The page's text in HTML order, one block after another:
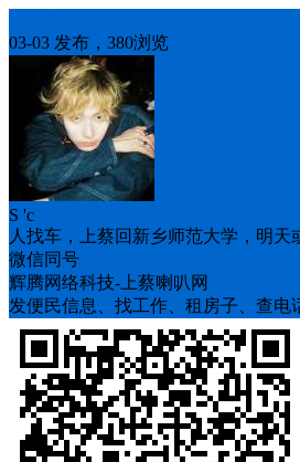
03-03 发布，380浏览
S 'c
人找车，上蔡回新乡师范大学，明天
微信同号
辉腾网络科技-上蔡喇叭网
发便民信息、找工作、租房子、查电